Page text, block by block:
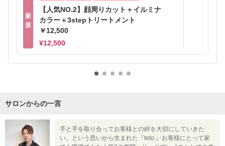
新
規
【人気NO.2】顔周りカット＋イルミナ
カラー＋3stepトリートメント
￥12,500
¥12,500
サロンからの一言
手と手を取り合ってお客様との絆を大切にしていきた
い。という思いから生まれた『teto.』お客様にとって家